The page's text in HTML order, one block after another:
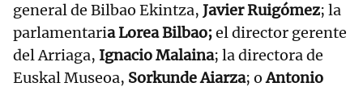
general de Bilbao Ekintza, Javier Ruigómez; la
parlamentaria Lorea Bilbao;el director gerente
del Arriaga, Ignacio Malaina; la directora de
Euskal Museoa, Sorkunde Aiarza; oAntonio